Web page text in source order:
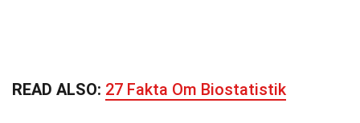
READ ALSO: 27 Fakta Om Biostatistik